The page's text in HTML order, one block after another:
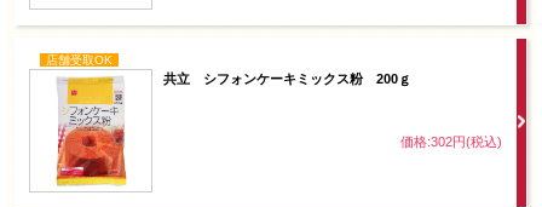
店舗受取OK
共立 シフォンケーキミックス粉 200ｇ
価格:302円(税込)